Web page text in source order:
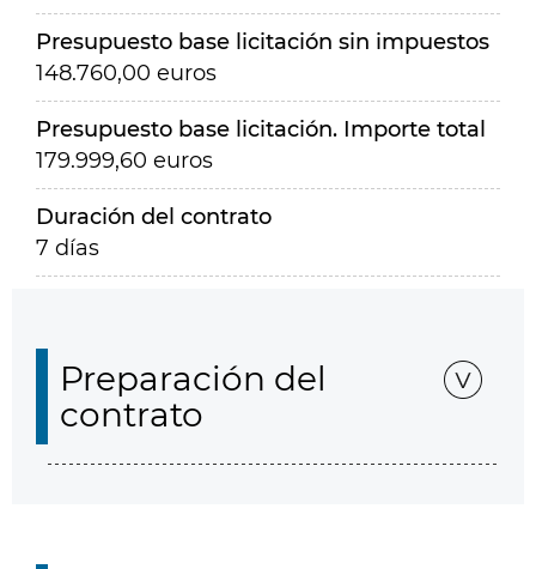
Presupuesto base licitación sin impuestos
148.760,00 euros
Presupuesto base licitación. Importe total
179.999,60 euros
Duración del contrato
7 días
Preparación del
contrato